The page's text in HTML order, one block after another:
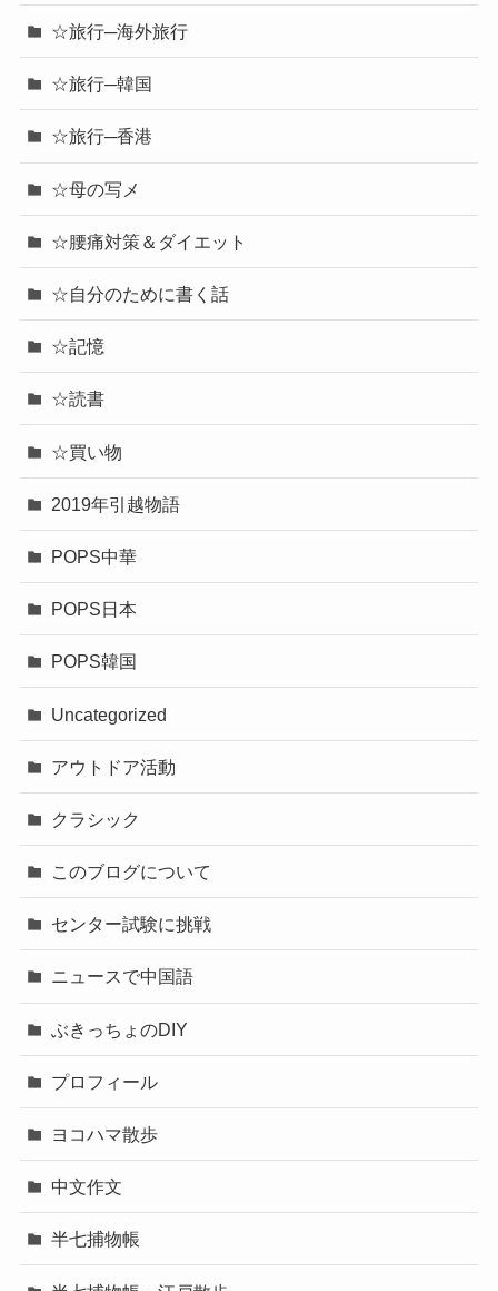
☆旅行─海外旅行
☆旅行─韓国
☆旅行─香港
☆母の写メ
☆腰痛対策＆ダイエット
☆自分のために書く話
☆記憶
☆読書
☆買い物
2019年引越物語
POPS中華
POPS日本
POPS韓国
Uncategorized
アウトドア活動
クラシック
このブログについて
センター試験に挑戦
ニュースで中国語
ぶきっちょのDIY
プロフィール
ヨコハマ散歩
中文作文
半七捕物帳